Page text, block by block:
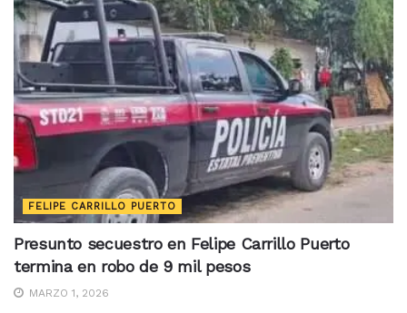
FELIPE CARRILLO PUERTO
Presunto secuestro en Felipe Carrillo Puerto
termina en robo de 9 mil pesos
MARZO 1, 2026